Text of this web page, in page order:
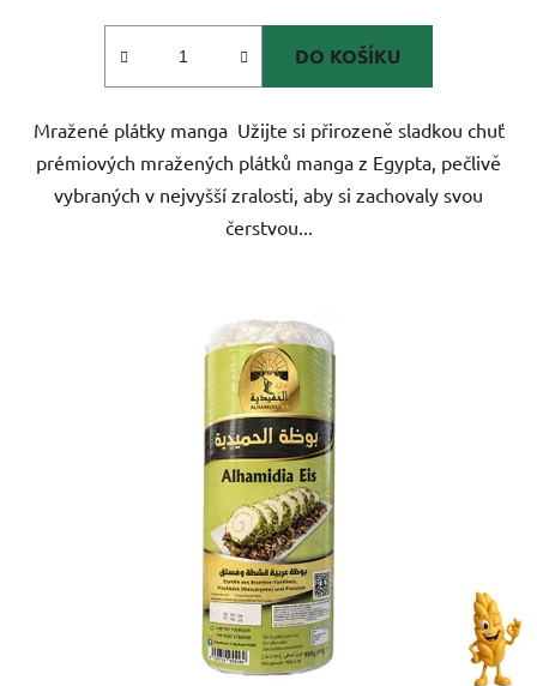
DO KOŠÍKU
Mražené plátky manga Užijte si přirozeně sladkou chuť
prémiových mražených plátků manga z Egypta, pečlivě
vybraných v nejvyšší zralosti, aby si zachovaly svou
čerstvou...